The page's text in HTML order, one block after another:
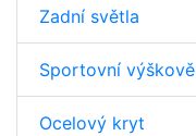
Zadní světla
Sportovní výškově
Ocelový kryt